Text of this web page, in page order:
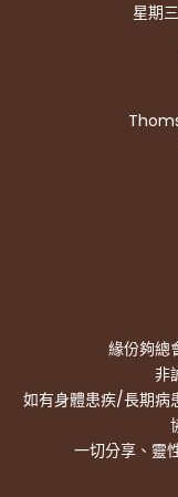
星期
緣份夠總
非
如有身體患疾/長期病
一切分享、靈